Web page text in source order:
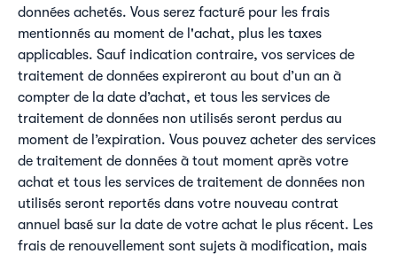
données achetés. Vous serez facturé pour les frais
mentionnés au moment de l'achat, plus les taxes
applicables. Sauf indication contraire, vos services de
traitement de données expireront au bout d’un an à
compter de la date d’achat, et tous les services de
traitement de données non utilisés seront perdus au
moment de l’expiration. Vous pouvez acheter des services
de traitement de données à tout moment après votre
achat et tous les services de traitement de données non
utilisés seront reportés dans votre nouveau contrat
annuel basé sur la date de votre achat le plus récent. Les
frais de renouvellement sont sujets à modification, mais